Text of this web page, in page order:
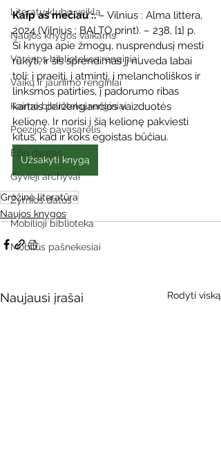
Literatų klubo veikla
Naujos knygos vaikams
Varėnos bibliotekos renginiai
Vaikų ir jaunimo renginiai
Kaimo bibliotekų renginiai
Poezijos pavasarėlis
Ežio dvaras
Gyvieji archyvai
Žymios datos
Mobilioji biblioteka
Mobilūs pašnekesiai
Kaip aš mečiau :. – Vilnius : Alma littera,
2024 (Vilnius : BALTO print). – 238, [1] p.
Ši knyga apie žmogų, nusprendusį mesti
rūkyti, ir šis sprendimas jį nuveda labai
toli: į praeitį, į atmintį, į melancholiškos ir
linksmos patirties, į padorumo ribas
kartais peržengiančios vaizduotės
kelionę. Ir norisi į šią kelionę pakviesti
kitus, kad ir koks egoistas būčiau.
Užsakyti knygą
Grožinė literatūra
Naujos knygos
Naujausi įrašai Rodyti viską